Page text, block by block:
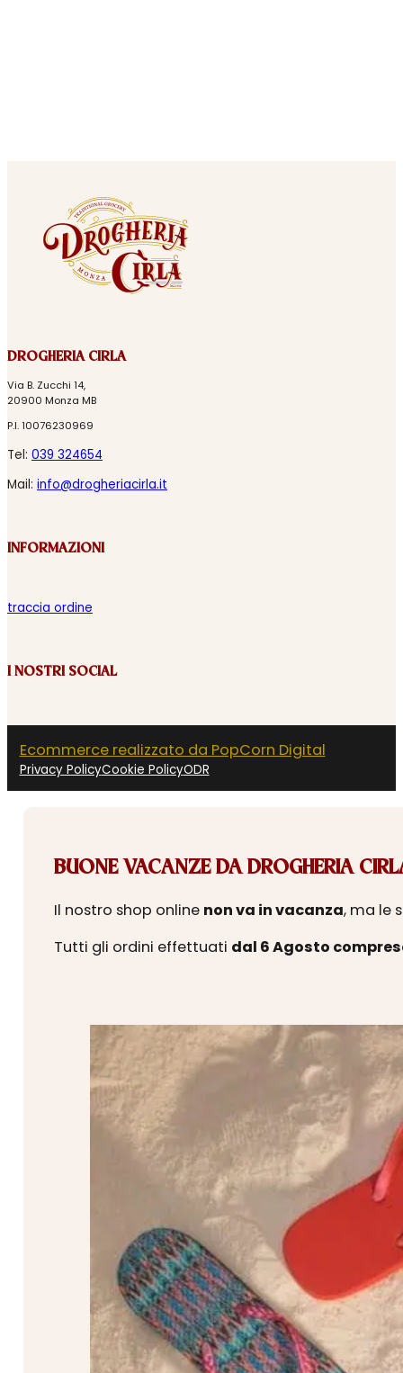
DROGHERIA CIRLA
Via B. Zucchi 14,
20900 Monza MB
P.I. 10076230969
Tel: 039 324654
Mail: info@drogheriacirla.it
INFORMAZIONI
traccia ordine
I NOSTRI SOCIAL
Ecommerce realizzato da PopCorn Digital
Privacy PolicyCookie PolicyODR
BUONE VACANZE DA DROGHERIA
Il nostro shop online non va in vacanza, ma le
Tutti gli ordini effettuati dal 6 Agosto